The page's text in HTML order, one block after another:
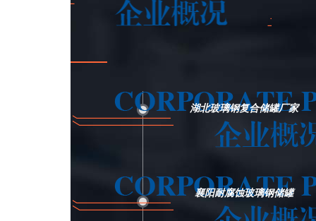
湖北玻璃钢复合储罐厂家
襄阳耐腐蚀玻璃钢储罐